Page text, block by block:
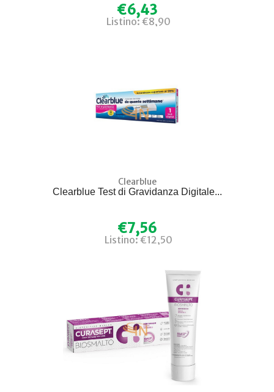
€6,43
Listino: €8,90
Clearblue
Clearblue Test di Gravidanza Digitale...
€7,56
Listino: €12,50